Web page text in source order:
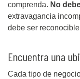
comprenda. No
extravagancia
debe ser
Encuentra una
Cada tipo de